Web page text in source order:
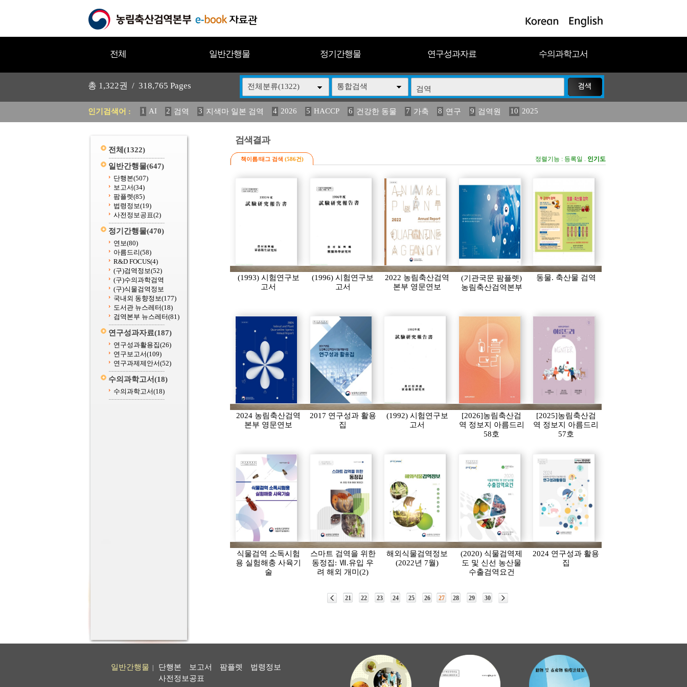
전체 일반간행물 정기간행물 연구성과자료 수의과학고서
총 1,322권 / 318,765 Pages 전체분류(1322) 통합검색
인기검색어 : 1 AI 2 검역 3 지색마 일본 검역 4 2026 5 HACCP 6 건강한 동물 7 가축 8 연구 9 검역원 10 2025
(2013년도) 식물
전체 (1322)
일반간행물(647)
단행본(507)
보고서(34)
팜플렛(85)
법령정보(19)
사전정보공표(2)
정기간행물(470)
연보(80)
아름드리(58)
R&D FOCUS(4)
(구)검역정보(52)
(구)수의과학검역
(구)식물검역정보
국내외 동향정보(177)
도서관 뉴스레터(18)
검역본부 뉴스레터(81)
연구성과자료(187)
연구성과활용집(26)
연구보고서(109)
연구과제제안서(52)
수의과학고서(18)
수의과학고서(18)
검색결과
책이름/태그 검색 (586건) 정렬기능 : 등록일 . 인기도
(1993) 시험연구보
고서
(1996) 시험연구보
고서
2022 농림축산검역
본부 영문연보
(기관국문 팜플렛)
농림축산검역본부
동물. 축산물 검역
2024 농림축산검역
본부 영문연보
2017 연구성과 활용
집
(1992) 시험연구보
고서
[2026]농림축산검
역 정보지 아름드리
58호
[2025]농림축산검
역 정보지 아름드리
57호
식물검역 소독시험
용 실험해충 사육기
술
스마트 검역을 위한
동정집: Ⅶ.유입 우
려 해외 개미(2)
해외식물검역정보
(2022년 7월)
(2020) 식물검역제
도 및 신선 농산물
수출검역요건
2024 연구성과 활용
집
21 22 23 24 25 26 27 28 29 30
일반간행물 단행본 보고서 팜플렛
법령정보
사전정보공표